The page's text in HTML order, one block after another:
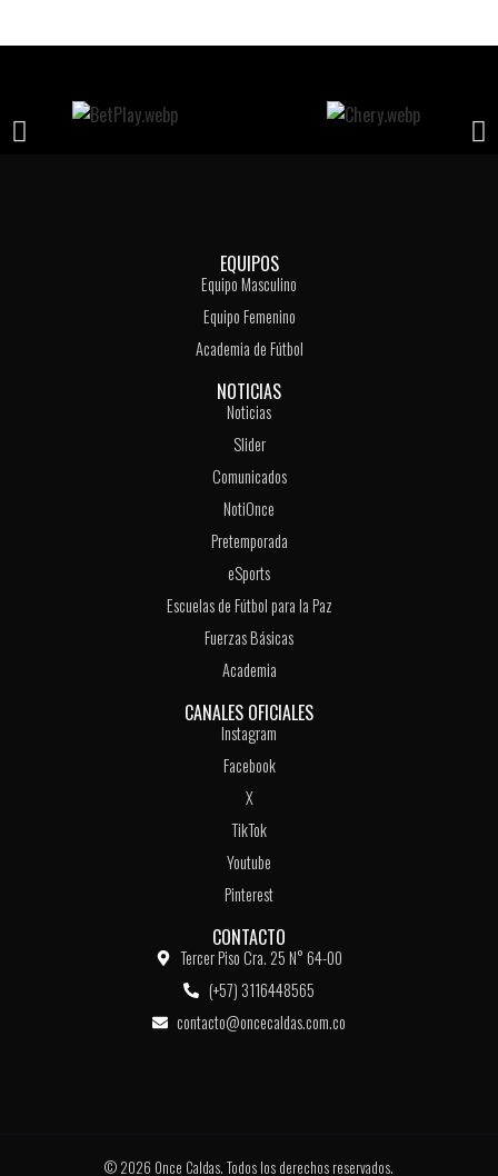
EQUIPOS
Equipo Masculino
Equipo Femenino
Academia de Fútbol
NOTICIAS
Noticias
Slider
Comunicados
NotiOnce
Pretemporada
eSports
Escuelas de Fútbol para la Paz
Fuerzas Básicas
Academia
CANALES OFICIALES
Instagram
Facebook
X
TikTok
Youtube
Pinterest
CONTACTO
Tercer Piso Cra. 25 N° 64-00
(+57) 3116448565
contacto@oncecaldas.com.co
© 2026 Once Caldas. Todos los derechos reservados.